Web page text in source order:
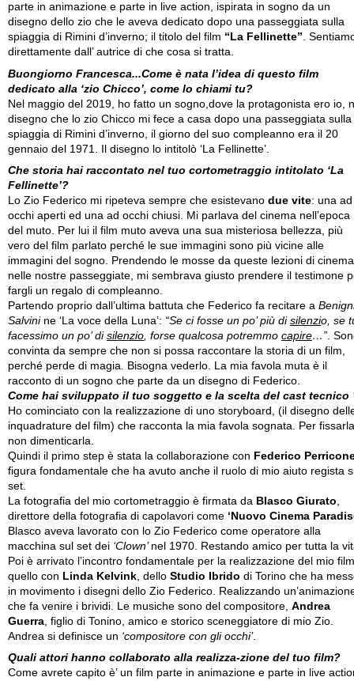
parte in animazione e parte in live action, ispirata in sogno da un
disegno dello zio che le aveva dedicato dopo una passeggiata sulla
spiaggia di Rimini d’inverno; il titolo del film “La Fellinette”.
direttamente dall’ autrice di che cosa si tratta.
Buongiorno Francesca...Come è nata l’idea di questo film
dedicato alla ‘zio Chicco’, come lo chiami tu?
Nel maggio del 2019, ho fatto un sogno,dove la protagonista ero io,
disegno che lo zio Chicco mi fece a casa dopo una passeggiata sulla
spiaggia di Rimini d’inverno, il giorno del suo compleanno era il 20
gennaio del 1971. Il disegno lo intitolò ‘La Fellinette’.
Che storia hai raccontato nel tuo cortometraggio intitolato ‘La
Fellinette’?
Lo Zio Federico mi ripeteva sempre che esistevano due vite: una ad
occhi aperti ed una ad occhi chiusi. Mi parlava del cinema nell’epoca
del muto. Per lui il film muto aveva una sua misteriosa bellezza, più
vero del film parlato perché le sue immagini sono più vicine alle
immagini del sogno. Prendendo le mosse da queste lezioni di cinema
nelle nostre passeggiate, mi sembrava giusto prendere il testimone
fargli un regalo di compleanno.
Partendo proprio dall’ultima battuta che Federico fa recitare a
Salvini ne ‘La voce della Luna’: “Se ci fosse un po’ più di silenzio, se
facessimo un po’ di silenzio , forse qualcosa potremmo capire…” .
convinta da sempre che non si possa raccontare la storia di un film,
perché perde di magia. Bisogna vederlo. La mia favola muta è il
racconto di un sogno che parte da un disegno di Federico.
Come hai sviluppato il tuo soggetto e la scelta del cast tecnico
Ho cominciato con la realizzazione di uno storyboard, (il disegno
inquadrature del film) che racconta la mia favola sognata. Per
non dimenticarla.
Quindi il primo step è stata la collaborazione con Federico
figura fondamentale che ha avuto anche il ruolo di mio aiuto regista
set.
La fotografia del mio cortometraggio è firmata da Blasco Giurato
direttore della fotografia di capolavori come ‘Nuovo Cinema
Blasco aveva lavorato con lo Zio Federico come operatore alla
macchina sul set dei ‘Clown’ nel 1970. Restando amico per tutta la
Poi è arrivato l’incontro fondamentale per la realizzazione del mio film
quello con Linda Kelvink , dello Studio Ibrido di Torino che ha
in movimento i disegni dello Zio Federico. Realizzando
che fa venire i brividi. Le musiche sono del compositore, Andrea
Guerra , figlio di Tonino, amico e storico sceneggiatore di mio Zio.
Andrea si definisce un ‘compositore con gli occhi’.
Quali attori hanno collaborato alla realizza-zione del tuo film?
Come avrete capito è’ un film parte in animazione e parte in live